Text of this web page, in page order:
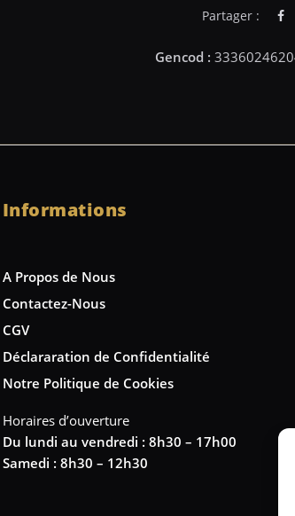
Partager :
Informations
A Propos de Nous
Contactez-Nous
CGV
Déclararation de Confidentialité
Notre Politique de Cookies
Horaires d’ouverture
Du lundi au vendredi : 8h30 – 17h00
Samedi : 8h30 – 12h30